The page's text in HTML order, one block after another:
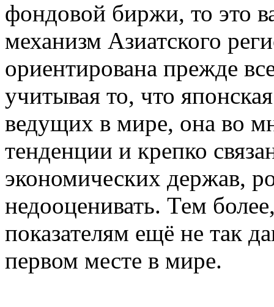
фондовой биржи, то это
механизм Азиатского
ориентирована прежде
учитывая то, что
ведущих в мире, она во
тенденции и крепко
экономических держав,
недооценивать. Тем
показателям ещё не так
первом месте в мире.